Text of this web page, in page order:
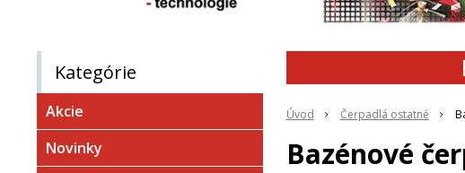
Úvod Čerpadlá ostatné
Bazénové
Kategórie
Akcie
Novinky